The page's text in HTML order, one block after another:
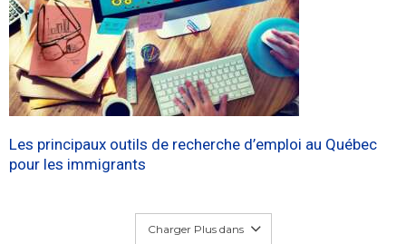
Les principaux outils de recherche d’emploi au Québec
pour les immigrants
Charger Plus dans